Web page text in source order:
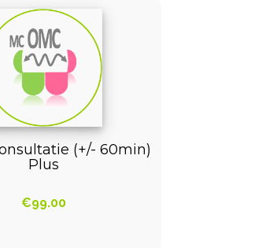
(+/- 60min)
Plus
€99.00